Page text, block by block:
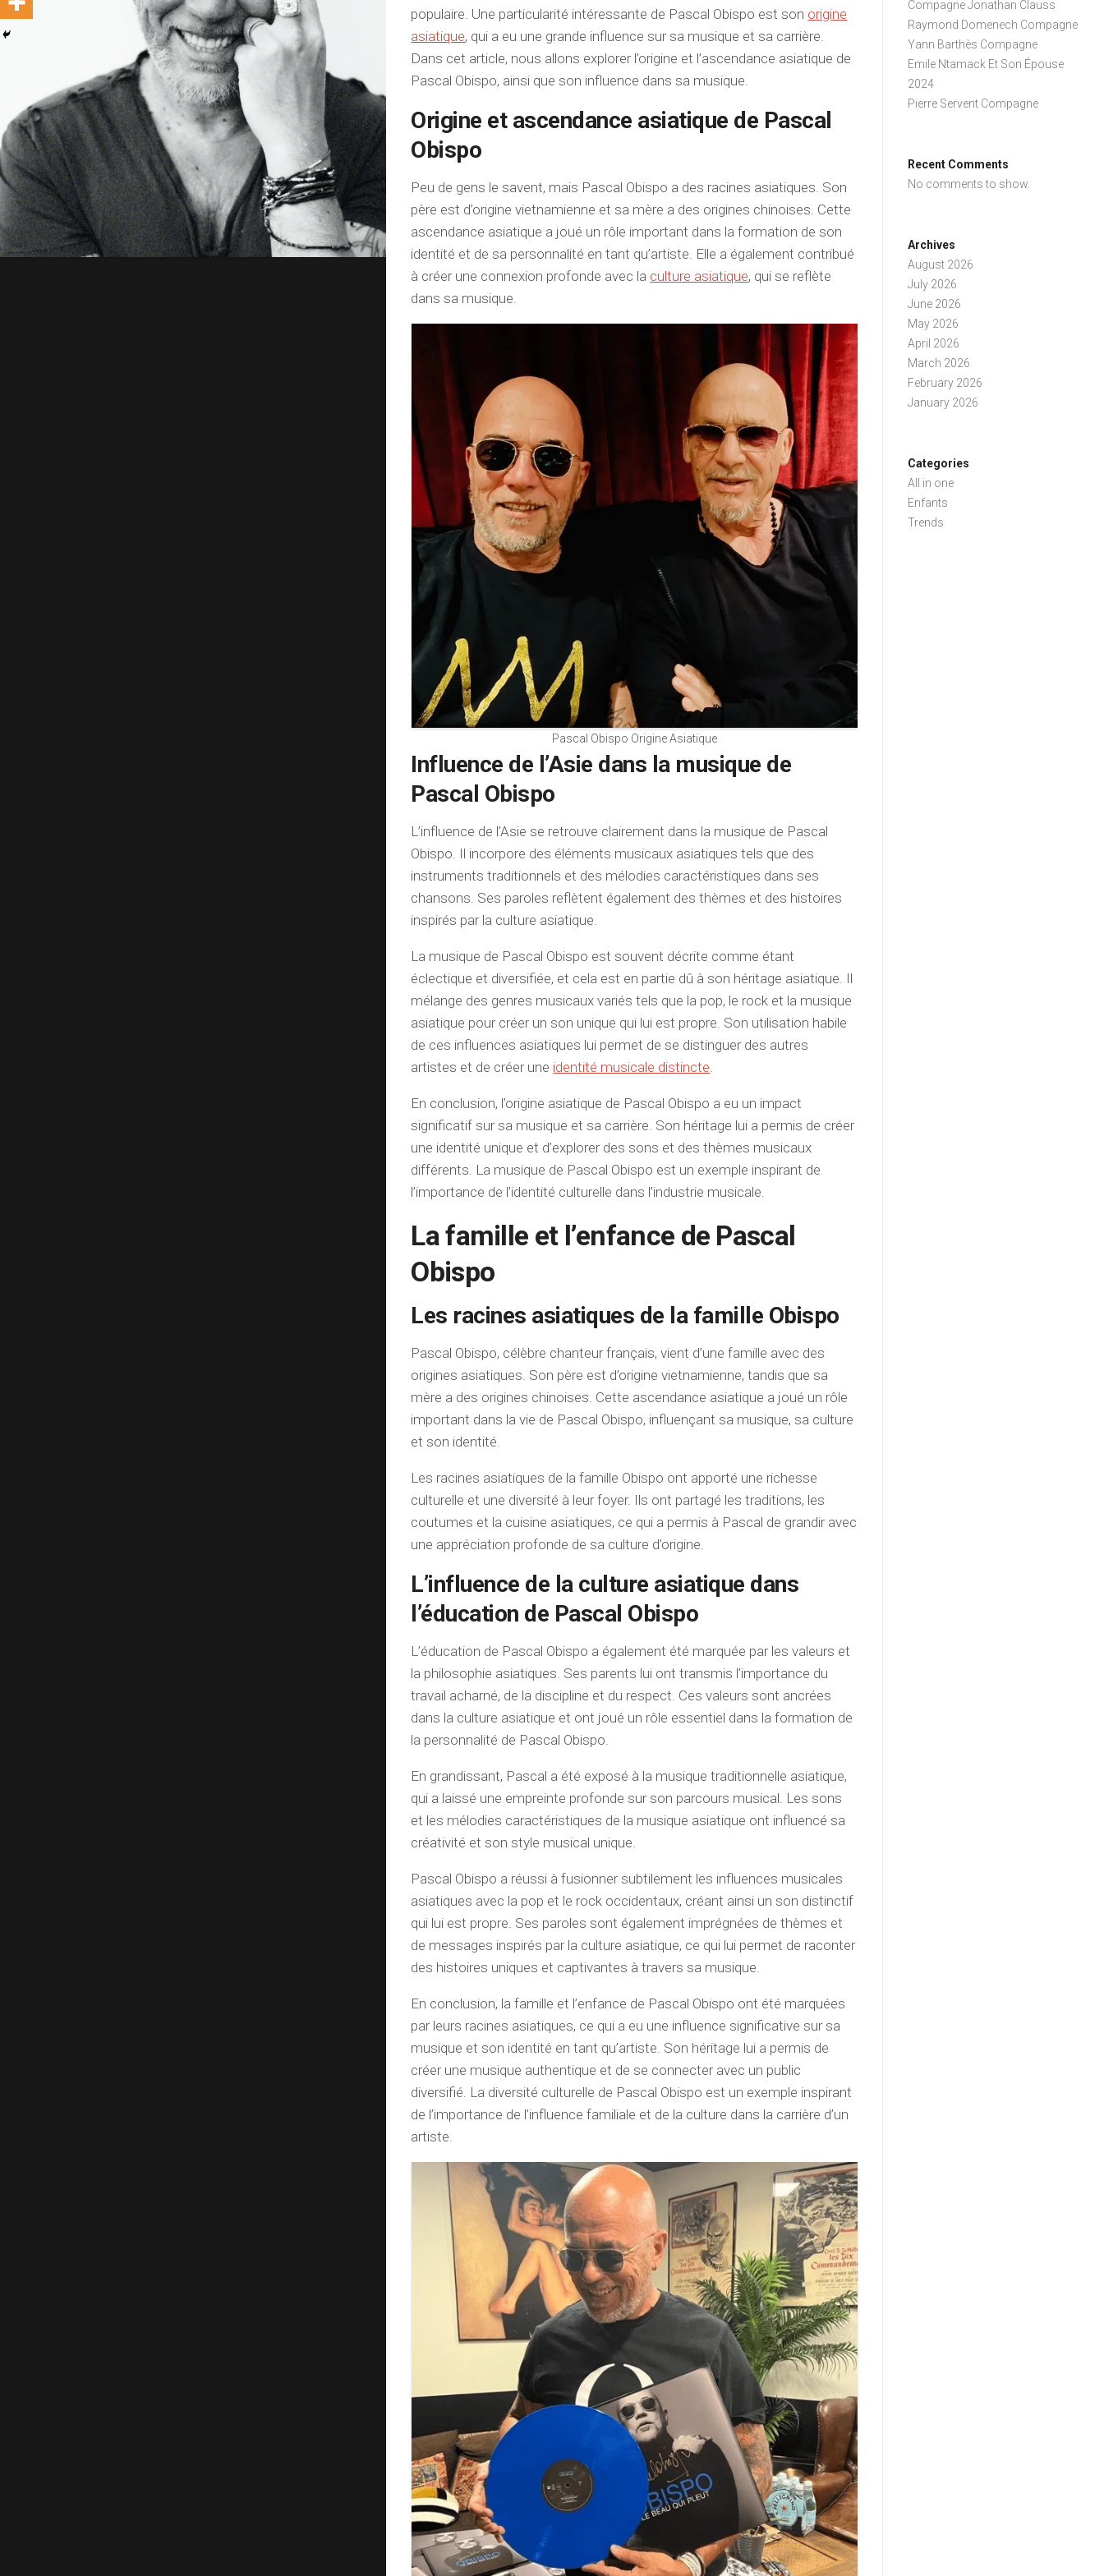
populaire. Une particularité intéressante de Pascal Obispo est son origine
asiatique, qui a eu une grande influence sur sa musique et sa carrière.
Dans cet article, nous allons explorer l’origine et l’ascendance asiatique de
Pascal Obispo, ainsi que son influence dans sa musique.
Origine et ascendance asiatique de Pascal
Obispo
Peu de gens le savent, mais Pascal Obispo a des racines asiatiques. Son
père est d’origine vietnamienne et sa mère a des origines chinoises. Cette
ascendance asiatique a joué un rôle important dans la formation de son
identité et de sa personnalité en tant qu’artiste. Elle a également contribué
à créer une connexion profonde avec la culture asiatique, qui se reflète
dans sa musique.
Pascal Obispo Origine Asiatique
Influence de l’Asie dans la musique de
Pascal Obispo
L’influence de l’Asie se retrouve clairement dans la musique de Pascal
Obispo. Il incorpore des éléments musicaux asiatiques tels que des
instruments traditionnels et des mélodies caractéristiques dans ses
chansons. Ses paroles reflètent également des thèmes et des histoires
inspirés par la culture asiatique.
La musique de Pascal Obispo est souvent décrite comme étant
éclectique et diversifiée, et cela est en partie dû à son héritage asiatique. Il
mélange des genres musicaux variés tels que la pop, le rock et la musique
asiatique pour créer un son unique qui lui est propre. Son utilisation habile
de ces influences asiatiques lui permet de se distinguer des autres
artistes et de créer une identité musicale distincte.
En conclusion, l’origine asiatique de Pascal Obispo a eu un impact
significatif sur sa musique et sa carrière. Son héritage lui a permis de créer
une identité unique et d’explorer des sons et des thèmes musicaux
différents. La musique de Pascal Obispo est un exemple inspirant de
l’importance de l’identité culturelle dans l’industrie musicale.
La famille et l’enfance de Pascal
Obispo
Les racines asiatiques de la famille Obispo
Pascal Obispo, célèbre chanteur français, vient d’une famille avec des
origines asiatiques. Son père est d’origine vietnamienne, tandis que sa
mère a des origines chinoises. Cette ascendance asiatique a joué un rôle
important dans la vie de Pascal Obispo, influençant sa musique, sa culture
et son identité.
Les racines asiatiques de la famille Obispo ont apporté une richesse
culturelle et une diversité à leur foyer. Ils ont partagé les traditions, les
coutumes et la cuisine asiatiques, ce qui a permis à Pascal de grandir avec
une appréciation profonde de sa culture d’origine.
L’influence de la culture asiatique dans
l’éducation de Pascal Obispo
L’éducation de Pascal Obispo a également été marquée par les valeurs et
la philosophie asiatiques. Ses parents lui ont transmis l’importance du
travail acharné, de la discipline et du respect. Ces valeurs sont ancrées
dans la culture asiatique et ont joué un rôle essentiel dans la formation de
la personnalité de Pascal Obispo.
En grandissant, Pascal a été exposé à la musique traditionnelle asiatique,
qui a laissé une empreinte profonde sur son parcours musical. Les sons
et les mélodies caractéristiques de la musique asiatique ont influencé sa
créativité et son style musical unique.
Pascal Obispo a réussi à fusionner subtilement les influences musicales
asiatiques avec la pop et le rock occidentaux, créant ainsi un son distinctif
qui lui est propre. Ses paroles sont également imprégnées de thèmes et
de messages inspirés par la culture asiatique, ce qui lui permet de raconter
des histoires uniques et captivantes à travers sa musique.
En conclusion, la famille et l’enfance de Pascal Obispo ont été marquées
par leurs racines asiatiques, ce qui a eu une influence significative sur sa
musique et son identité en tant qu’artiste. Son héritage lui a permis de
créer une musique authentique et de se connecter avec un public
diversifié. La diversité culturelle de Pascal Obispo est un exemple inspirant
de l’importance de l’influence familiale et de la culture dans la carrière d’un
artiste.
Compagne Jonathan Clauss
Raymond Domenech Compagne
Yann Barthès Compagne
Emile Ntamack Et Son Épouse
2024
Pierre Servent Compagne
Recent Comments
No comments to show.
Archives
August 2026
July 2026
June 2026
May 2026
April 2026
March 2026
February 2026
January 2026
Categories
All in one
Enfants
Trends